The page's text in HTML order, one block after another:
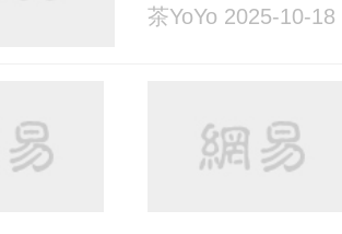
茶YoYo 2025-10-18